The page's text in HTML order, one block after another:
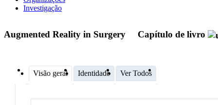
Investigação
Augmented Reality in Surgery Capítulo de livro
Visão geral Identidade Ver Todos